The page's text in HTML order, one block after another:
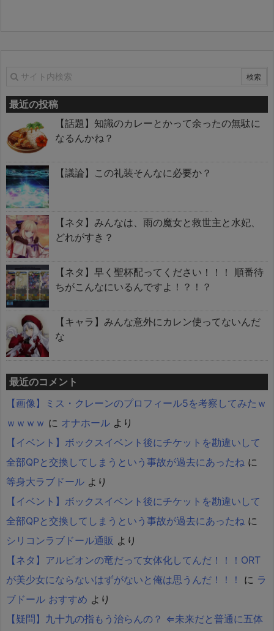
最近の投稿
【話題】知識のカレーとかって余ったの無駄に
なるんかね？
【議論】この礼装そんなに必要か？
【ネタ】みんなは、雨の魔女と救世主と水妃、
どれがすき？
【ネタ】早く聖杯配ってください！！！ 順番待
ちがこんなにいるんですよ！？！？
【キャラ】みんな意外にカレン使ってないんだ
な
最近のコメント
【画像】ミス・クレーンのプロフィール5を考察してみたｗ
ｗｗｗｗ に オナホール より
【イベント】ボックスイベント後にチケットを勘違いして
全部QPと交換してしまうという事故が過去にあったね に
等身大ラブドール より
【イベント】ボックスイベント後にチケットを勘違いして
全部QPと交換してしまうという事故が過去にあったね に
シリコンラブドール通販 より
【ネタ】アルビオンの竜だって女体化してんだ！！！ORT
が美少女にならないはずがないと俺は思うんだ！！！
に ラ
ブドール おすすめ より
【疑問】九十九の指もう治らんの？ ⇐未来だと普通に五体